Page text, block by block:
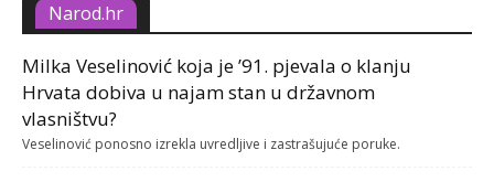
Narod.hr
Milka Veselinović koja je ’91. pjevala o klanju
Hrvata dobiva u najam stan u državnom
vlasništvu?
Veselinović ponosno izrekla uvredljive i zastrašujuće poruke.